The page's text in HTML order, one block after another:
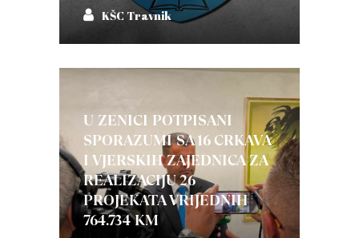
KŠC Travnik
U ZENICI POTPISANI
SPORAZUMI SA 16 CRKAVA
I VJERSKIH ZAJEDNICA ZA
REALIZACIJU 26
PROJEKATA VRIJEDNIH
764.734 KM